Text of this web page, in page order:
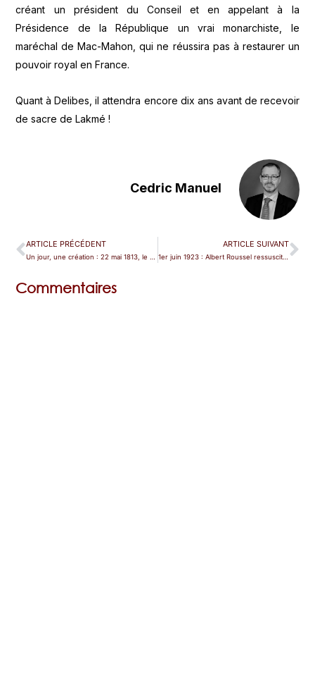
créant un président du Conseil et en appelant à la
Présidence de la République un vrai monarchiste, le
maréchal de Mac-Mahon, qui ne réussira pas à restaurer un
pouvoir royal en France.
Quant à Delibes, il attendra encore dix ans avant de recevoir
de sacre de Lakmé !
Cedric Manuel
ARTICLE PRÉCÉDENT ARTICLE SUIVANT
1er juin 1923 : Albert Roussel ressuscite l’opéra-ballet
Commentaires